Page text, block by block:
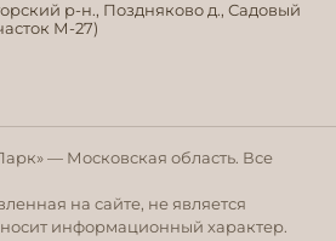
р-н., Поздняково д., Садовый
М-27)
— Московская область. Все
на сайте, не является
информационный характер.